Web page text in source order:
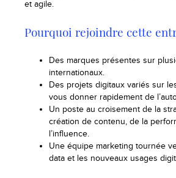
et agile.
Pourquoi rejoindre cette
Des marques présentes sur
internationaux.
Des projets digitaux variés sur
vous donner rapidement de
Un poste au croisement de la
création de contenu, de la
l’influence.
Une équipe marketing tournée
data et les nouveaux usages